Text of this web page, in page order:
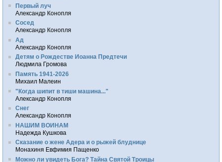
Первый луч
Александр Конопля
Сосед
Александр Конопля
Ад
Александр Конопля
Детям о Рождестве Иоанна Предтечи
Людмила Громова
Память 1941-2026
Михаил Малеин
"Когда шипит в тиши машина..."
Александр Конопля
Снег
Александр Конопля
НАШИМ ВОИНАМ
Надежда Кушкова
Сказание о жене Адера и о рыжей блуднице
Монахиня Евфимия Пащенко
Можно ли увидеть Бога? Тайна Святой Троицы